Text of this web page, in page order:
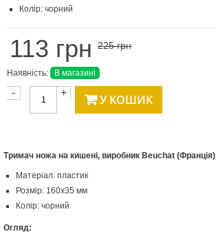
Колір: чорний
113 грн 225 грн
Наявність: В магазині
- + У КОШИК
Тримач ножа на кишені, виробник Beuchat (Франція)
Матеріал: пластик
Розмір: 160х35 мм
Колір: чорний
Огляд: